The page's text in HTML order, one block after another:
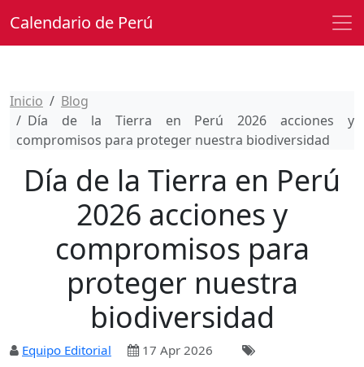
Calendario de Perú
Inicio
Blog
Día de la Tierra en Perú 2026 acciones y
compromisos para proteger nuestra biodiversidad
Día de la Tierra en Perú
2026 acciones y
compromisos para
proteger nuestra
biodiversidad
Equipo Editorial 17 Apr 2026